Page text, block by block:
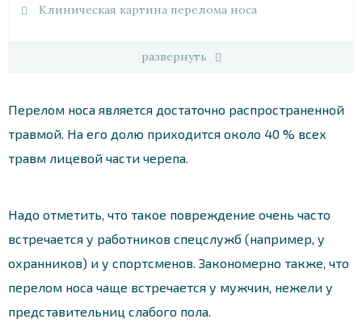
Клиническая картина перелома носа
развернуть
Перелом носа является достаточно распространенной
травмой. На его долю приходится около 40 % всех
травм лицевой части черепа.
Надо отметить, что такое повреждение очень часто
встречается у работников спецслужб (например, у
охранников) и у спортсменов. Закономерно также, что
перелом носа чаще встречается у мужчин, нежели у
представительниц слабого пола.